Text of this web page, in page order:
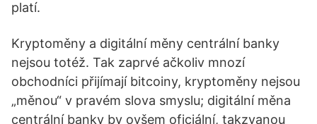
platí.
Kryptoměny a digitální měny centrální banky
nejsou totéž. Tak zaprvé ačkoliv mnozí
obchodníci přijímají bitcoiny, kryptoměny nejsou
„měnou“ v pravém slova smyslu; digitální měna
centrální banky by ovšem oficiální, takzvanou